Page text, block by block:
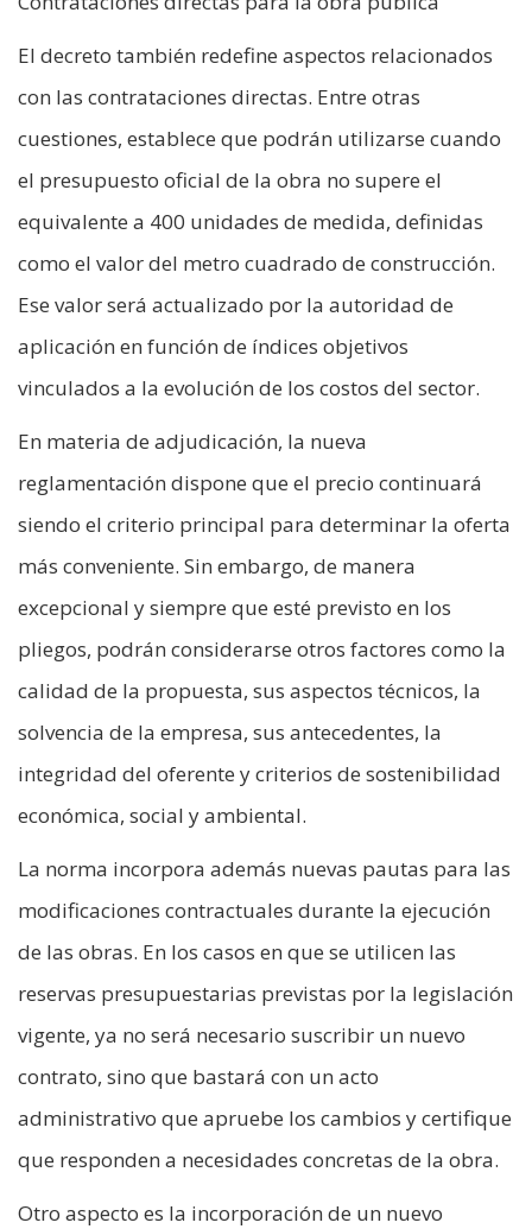
El decreto también redefine aspectos relacionados
con las contrataciones directas. Entre otras
cuestiones, establece que podrán utilizarse cuando
el presupuesto oficial de la obra no supere el
equivalente a 400 unidades de medida, definidas
como el valor del metro cuadrado de construcción.
Ese valor será actualizado por la autoridad de
aplicación en función de índices objetivos
vinculados a la evolución de los costos del sector.
En materia de adjudicación, la nueva
reglamentación dispone que el precio continuará
siendo el criterio principal para determinar la oferta
más conveniente. Sin embargo, de manera
excepcional y siempre que esté previsto en los
pliegos, podrán considerarse otros factores como la
calidad de la propuesta, sus aspectos técnicos, la
solvencia de la empresa, sus antecedentes, la
integridad del oferente y criterios de sostenibilidad
económica, social y ambiental.
La norma incorpora además nuevas pautas para las
modificaciones contractuales durante la ejecución
de las obras. En los casos en que se utilicen las
reservas presupuestarias previstas por la legislación
vigente, ya no será necesario suscribir un nuevo
contrato, sino que bastará con un acto
administrativo que apruebe los cambios y certifique
que responden a necesidades concretas de la obra.
Otro aspecto es la incorporación de un nuevo